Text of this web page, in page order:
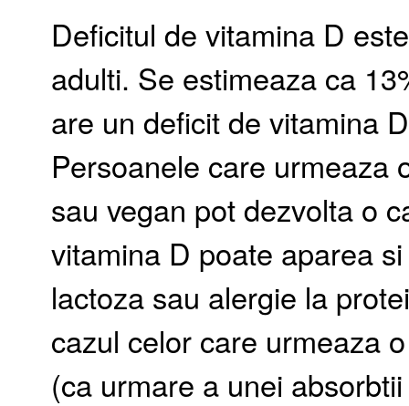
Deficitul de vitamina D
adulti. Se estimeaza ca
are un deficit de vitamina
Persoanele care urmeaza
sau vegan pot dezvolta o
vitamina D poate aparea
lactoza sau alergie la
cazul celor care urmeaza
(ca urmare a unei